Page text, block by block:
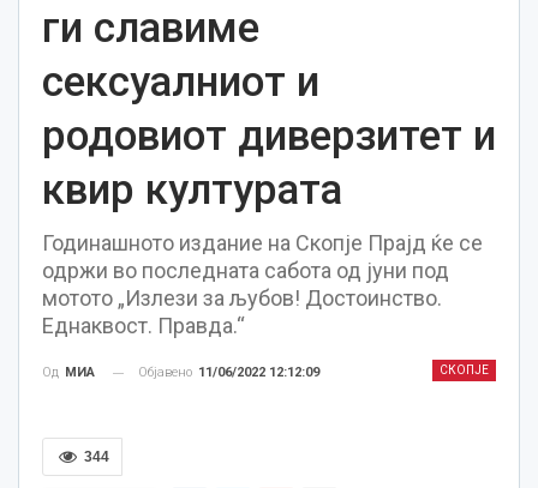
ги славиме
сексуалниот и
родовиот диверзитет и
квир културата
Годинашното издание на Скопје Прајд ќе се
одржи во последната сабота од јуни под
мотото „Излези за љубов! Достоинство.
Еднаквост. Правда.“
СКОПЈЕ
Од МИА Објавено 11/06/2022 12:12:09
344